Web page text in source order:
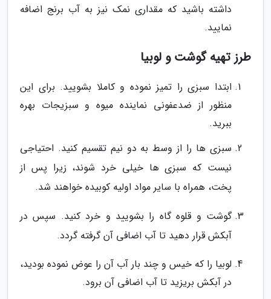
داشته باشید که مقداری نمک نیز به آب برنج اضافه
نمایید.
طرز تهیه گوشت و لوبیا
ابتدا سبزی را تمیز نموده و کاملا بشویید. برای این
منظور از ضدعفونی نماینده میوه و سبزیجات بهره
ببرید.
سبزی ها را از وسط به دو نیم تقسیم کنید. احتیاجی
نیست که سبزی ها خیلی خرد شوند، زیرا پس از
پخت، همراه با سایر مواد اولیه کوبیده خواهند شد.
گوشت و قلوه گاه را بشویید و خرد کنید. سپس در
آبکش قرار دهید تا آب اضافی آن گرفته گردد.
لوبیا را که خیس و چند بار آب آن را عوض نموده بودید،
در آبکش بریزید تا آب اضافی آن برود.